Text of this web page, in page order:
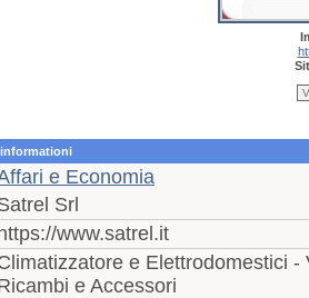
e Economia
Srl
https://www.satrel.it
e Elettrodomestici -
e Accessori